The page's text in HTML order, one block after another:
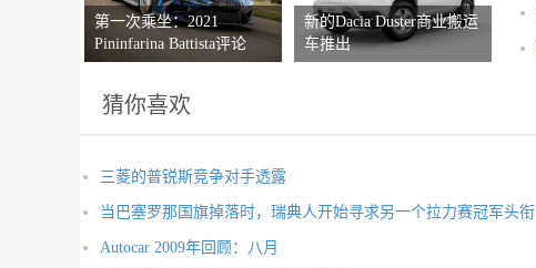
第一次乘坐：2021
Pininfarina Battista评论
新的Dacia Duster商业搬运
车推出
猜你喜欢
三菱的普锐斯竞争对手透露
当巴塞罗那国旗掉落时，瑞典人开始寻求另一个拉力赛冠军头衔
Autocar 2009年回顾：八月